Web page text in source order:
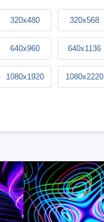
320x480 320x568
640x960 640x1136
1080x1920 1080x2220